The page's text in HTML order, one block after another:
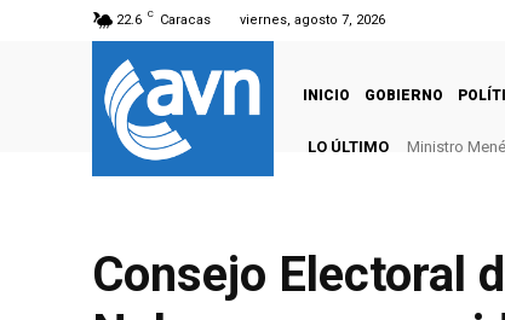
22.6 C Caracas viernes, agosto 7, 2026
INICIO GOBIERNO
LO ÚLTIMO Ministro
Consejo Electoral